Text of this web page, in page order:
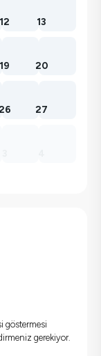
12 13
19 20
27
göstermesi
gerekiyor.